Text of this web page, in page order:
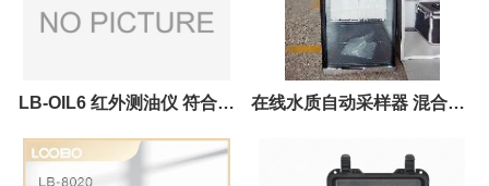
LB-OIL6 红外测油仪 符合国
标
在线水质自动采样器 混合AB